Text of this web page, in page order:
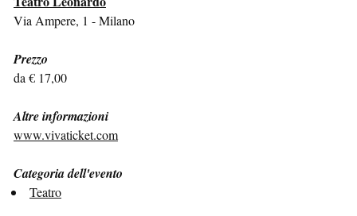
Via Ampere, 1 - Milano
Prezzo
da € 17,00
Altre informazioni
www.vivaticket.com
Categoria dell'evento
Teatro